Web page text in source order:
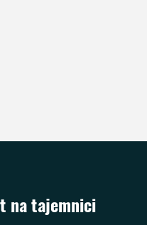
na tajemnici